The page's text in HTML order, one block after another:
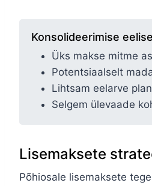
Konsolideerimise
Üks makse mitme
Potentsiaalselt
Lihtsam eelarve
Selgem ülevaade
Lisemaksete
Põhiosale lisemaksete